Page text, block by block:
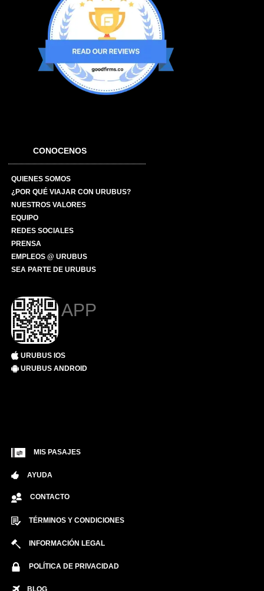
CONOCENOS
QUIENES SOMOS
¿POR QUÉ VIAJAR CON URUBUS?
NUESTROS VALORES
EQUIPO
REDES SOCIALES
PRENSA
EMPLEOS @ URUBUS
SEA PARTE DE URUBUS
APP
URUBUS IOS
URUBUS ANDROID
MIS PASAJES
AYUDA
CONTACTO
TÉRMINOS Y CONDICIONES
INFORMACIÓN LEGAL
POLÍTICA DE PRIVACIDAD